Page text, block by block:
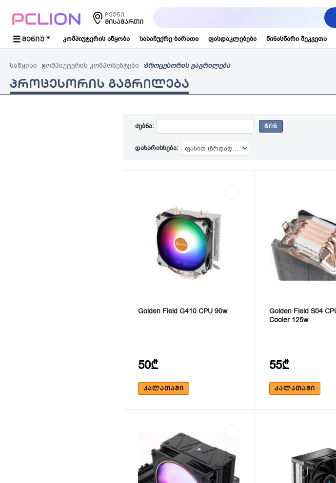
ჩვენი
ᲛᲘᲡᲐᲛᲐᲠᲗᲘ
ᲛᲔᲜᲘᲣ კომპიუტერის აწყობა სასაჩუქრე ბარათი ფასდაკლებები წინასწარი შეკვეთა
საწყისი კომპიუტერის კომპონენტები პროცესორის გაგრილება
ᲞᲠᲝᲪᲔᲡᲝᲠᲘᲡ ᲒᲐᲒᲠᲘᲚᲔᲑᲐ
ძებნა: ᲬᲘᲜ
დახარისხება:
Golden Field G410 CPU 90w
50₾
ᲙᲐᲚᲐᲗᲐᲨᲘ
Golden Field S04 CPU Universal
Cooler 125w
55₾
ᲙᲐᲚᲐᲗᲐᲨᲘ